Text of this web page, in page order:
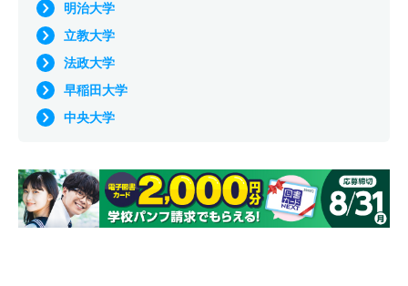
明治大学
立教大学
法政大学
早稲田大学
中央大学